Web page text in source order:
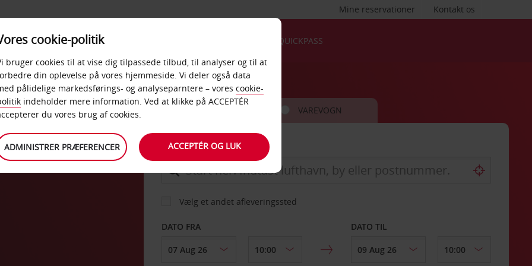
Kontakt os
Mine reservationer
PRODUKTER &
KONTORER
QUICKPASS
BIL VAREVOGN
AFHENT FRA
Vælg et andet afleveringssted
DATO FRA DATO TIL
cookie-politik
bruger cookies til at vise dig tilpassede tilbud, til analyser og til at
din oplevelse på vores hjemmeside. Vi deler også data
pålidelige markedsførings- og analyseparntere – vores cookie-
indeholder mere information. Ved at klikke på ACCEPTÉR
du vores brug af cookies.
ADMINISTRER PRÆFERENCER ACCEPTÉR OG LUK